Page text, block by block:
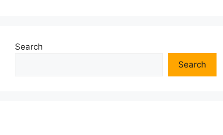
Search
Search